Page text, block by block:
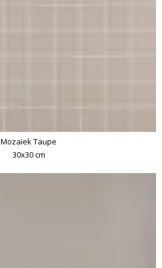
Mozaïek Taupe
30x30 cm